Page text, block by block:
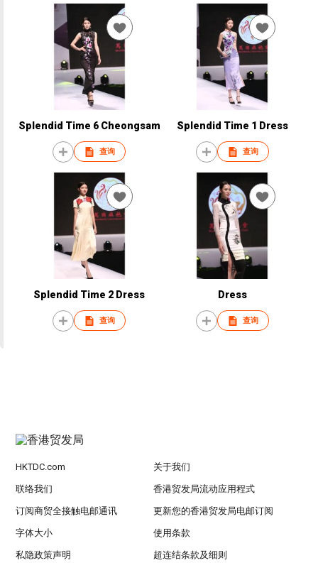
Splendid Time 6 Cheongsam
查询
Splendid Time 1 Dress
查询
Splendid Time 2 Dress
查询
Dress
查询
HKTDC.com 关于我们
联络我们 香港贸发局流动应用程式
订阅商贸全接触电邮通讯 更新您的香港贸发局电邮订阅
字体大小 使用条款
私隐政策声明 超连结条款及细则